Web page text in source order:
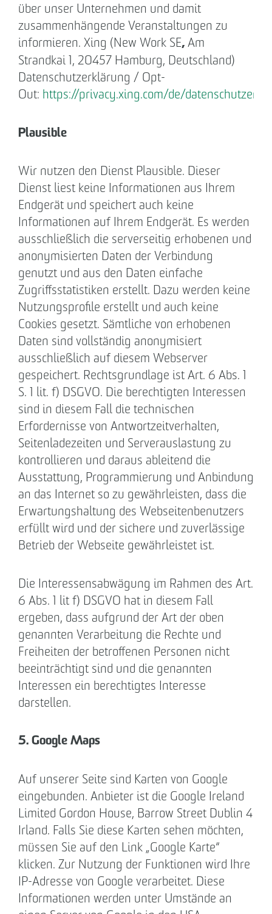
über unser Unternehmen und damit
zusammenhängende Veranstaltungen zu
informieren. Xing (New Work SE, Am
Strandkai 1, 20457 Hamburg, Deutschland)
Datenschutzerklärung / Opt-
Out: https://privacy.xing.com/de/
Plausible
Wir nutzen den Dienst Plausible. Dieser
Dienst liest keine Informationen aus Ihrem
Endgerät und speichert auch keine
Informationen auf Ihrem Endgerät. Es werden
ausschließlich die serverseitig erhobenen und
anonymisierten Daten der Verbindung
genutzt und aus den Daten einfache
Zugriffsstatistiken erstellt. Dazu werden keine
Nutzungsprofile erstellt und auch keine
Cookies gesetzt. Sämtliche von erhobenen
Daten sind vollständig anonymisiert
ausschließlich auf diesem Webserver
gespeichert. Rechtsgrundlage ist Art. 6 Abs. 1
S. 1 lit. f) DSGVO. Die berechtigten Interessen
sind in diesem Fall die technischen
Erfordernisse von Antwortzeitverhalten,
Seitenladezeiten und Serverauslastung zu
kontrollieren und daraus ableitend die
Ausstattung, Programmierung und Anbindung
an das Internet so zu gewährleisten, dass die
Erwartungshaltung des Webseitenbenutzers
erfüllt wird und der sichere und zuverlässige
Betrieb der Webseite gewährleistet ist.
Die Interessensabwägung im Rahmen des Art.
6 Abs. 1 lit f) DSGVO hat in diesem Fall
ergeben, dass aufgrund der Art der oben
genannten Verarbeitung die Rechte und
Freiheiten der betroffenen Personen nicht
beeinträchtigt sind und die genannten
Interessen ein berechtigtes Interesse
darstellen.
5. Google Maps
Auf unserer Seite sind Karten von Google
eingebunden. Anbieter ist die Google Ireland
Limited Gordon House, Barrow Street Dublin 4
Irland. Falls Sie diese Karten sehen möchten,
müssen Sie auf den Link „Google Karte“
klicken. Zur Nutzung der Funktionen wird Ihre
IP-Adresse von Google verarbeitet. Diese
Informationen werden unter Umstände an